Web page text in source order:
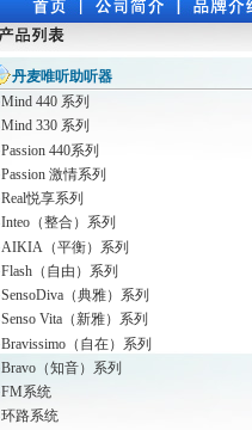
丹麦唯听助听器
Mind 440 系列
Mind 330 系列
Passion 440系列
Passion 激情系列
Real悦享系列
Inteo（整合）系列
AIKIA（平衡）系列
Flash（自由）系列
SensoDiva（典雅）系列
Senso Vita（新雅）系列
Bravissimo（自在）系列
Bravo（知音）系列
FM系统
环路系统